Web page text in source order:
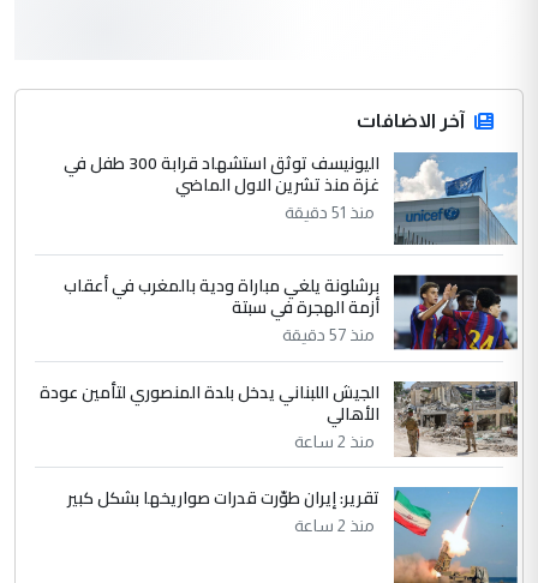
جنسية الرافد الثالث للعراق ومن اصول عريقة
ابا فرات ...
الموضوع :
الجواهري يرد على صدام حسين سل
مضجعيك يابن الزنا (نص كامل)
4 سردار
التعليق : واحد من عصابة علي ماما يسقط
جنسية الرافد الثالث للعراق ومن اصول عريقة
ابا فرات ...
الموضوع :
الجواهري يرد على صدام حسين سل
مضجعيك يابن الزنا (نص كامل)
التعليق : تحياتي لك استاذ حامدتركان. كلام
دقيق ومسؤول؛ فالاستثمار الحقيقي للإنسان
وثروات البلد يعتمد على الكفاءة ...
آخر الاضافات
اليونيسف توثق استشهاد قرابة 300 طفل في
غزة منذ تشرين الاول الماضي
منذ 51 دقيقة
برشلونة يلغي مباراة ودية بالمغرب في أعقاب
أزمة الهجرة في سبتة
منذ 57 دقيقة
الجيش اللبناني يدخل بلدة المنصوري لتأمين عودة
الأهالي
منذ 2 ساعة
تقرير: إيران طوّرت قدرات صواريخها بشكل كبير
منذ 2 ساعة